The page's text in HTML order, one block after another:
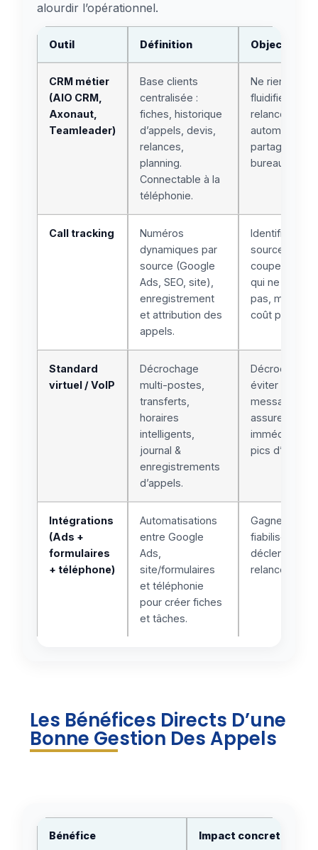
alourdir l’opérationnel.
Outil Définition Objectif(s)
CRM métier
(AIO CRM,
Axonaut,
Teamleader)
Base clients
centralisée :
fiches, historique
d’appels, devis,
relances,
planning.
Connectable à la
téléphonie.
Ne rien
fluidifier le
relancer
partager l’info
bureau/
Call tracking
Numéros
dynamiques par
source (Google
Ads, SEO, site),
enregistrement
et attribution des
appels.
Identifier les
sources
couper le
qui ne
pas, mesurer
coût par
Standard
virtuel / VoIP
Décrochage
multi-postes,
transferts,
horaires
intelligents,
journal &
enregistrements
d’appels.
Décrocher
éviter la
messagerie,
assurer un
immédiat,
pics d’appels.
Intégrations
(Ads +
formulaires
+ téléphone)
Automatisations
entre Google
Ads,
site/formulaires
et téléphonie
pour créer fiches
et tâches.
Gagner du
fiabiliser la
déclencher
relances
Les Bénéfices Directs D’une
Bonne Gestion Des Appels
Bénéfice Impact concret